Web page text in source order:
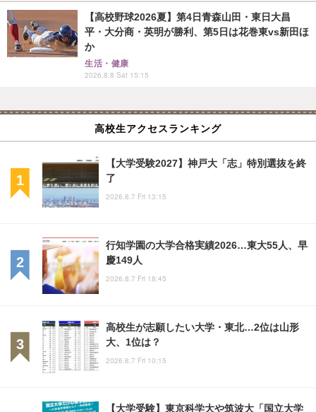
【高校野球2026夏】第4日青森山田・東日大昌
平・大分商・英明が勝利、第5日は花巻東vs新田ほ
か
生活・健康
2026.8.8 Sat 15:15
高校生アクセスランキング
【大学受験2027】神戸大「志」特別選抜を終
了
2026.8.7 Fri 13:15
行知学園の大学合格実績2026…東大55人、早
慶149人
2026.8.7 Fri 18:45
高校生が志願したい大学・東北…2位は山形
大、1位は？
2026.8.7 Fri 10:15
【大学受験】東京科学大や筑波大「国立大学